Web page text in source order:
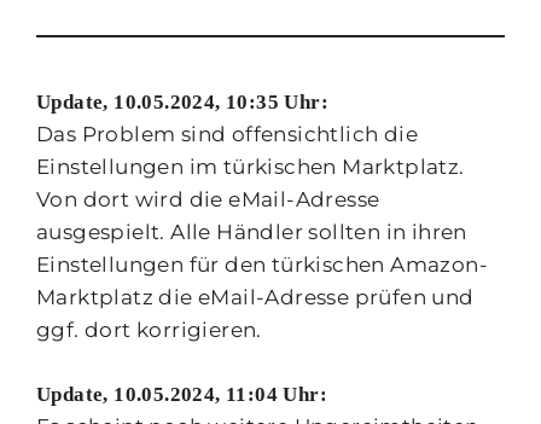
Update, 10.05.2024, 10:35 Uhr:
Das Problem sind offensichtlich die
Einstellungen im türkischen Marktplatz.
Von dort wird die eMail-Adresse
ausgespielt. Alle Händler sollten in ihren
Einstellungen für den türkischen Amazon-
Marktplatz die eMail-Adresse prüfen und
ggf. dort korrigieren.
Update, 10.05.2024, 11:04 Uhr: